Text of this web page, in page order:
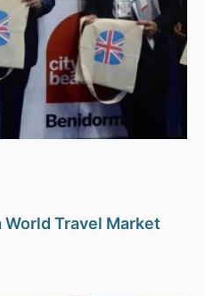
World Travel Market